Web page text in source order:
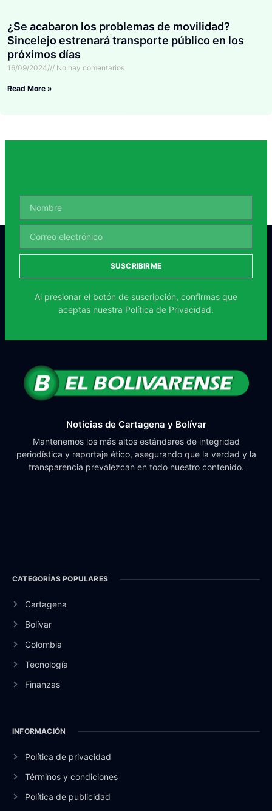
¿Se acabaron los problemas de movilidad?
Sincelejo estrenará transporte público en los
próximos días
16/09/2024 No hay comentarios
Read More »
SUSCRIBIRME
Al presionar el botón de suscripción, confirmas que
aceptas nuestra Política de Privacidad.
Noticias de Cartagena y Bolívar
Mantenemos los más altos estándares de integridad
periodística y reportaje ético, asegurando que la verdad y la
transparencia prevalezcan en todo nuestro contenido.
CATEGORÍAS POPULARES
Cartagena
Bolívar
Colombia
Tecnología
Finanzas
INFORMACIÓN
Política de privacidad
Términos y condiciones
Política de publicidad